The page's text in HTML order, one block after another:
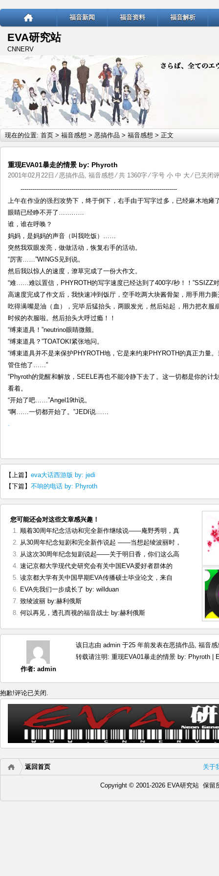
福音新闻 福音资料 福音解析
EVA研究站
CNNERV
现在的位置: 首页 > 福音感想 > 恶搞作品 > 福音感想 > 正文
重现EVA01暴走的情景 by: Phyroth
2001年02月22日 ⁄恶搞作品, 福音感想⁄ 共 1360字 ⁄ 字号 小 中 大 ⁄ 重
EVA01
已关闭
--------------------------------------------------------------------------------
上午在作业的强烈攻势下，终于倒下，右手由于写字过多，已经麻木
眼睛已经睁不开了…………
谁，谁在呼唤？
妈妈，是妈妈的声音（叫我吃饭）……
突然我双眼发亮，做做活动，恢复右手的活动。
“厉害……”WINGS见到说。
然后我以惊人的速度，潦草完成了一份大作文。
“难……难以置信，PHYROTH的写字速度已经达到了400字/秒！！”SSIZZ
高速度完成了作文后，我快速冲到饭厅，空手吃两大块酱骨架，用手用力
吃得满嘴是油（血），完毕后猛抬头，两眼发光，然后站起，用力把衣
时候的衣服啦。然后抬头大呼过瘾！！
“缚束道具！”neutrino眼睛微颤。
“缚束道具？”TOATOKI紧张地问。
“缚束道具并不是来保护PHYROTH地，它是来约束PHYROTH的真正力量
管住他了……”
“Phyroth的觉醒和解放，SEELE再也不能冷静下去了。这一切都是你的计
看着。
“开始了吧……”Angel19th说。
“啊……一切都开始了。”JEDI说……
.
【上篇】 eva大话西游版 by: jedi
【下篇】 不响的电话 by: Phyroth
您可能还会对这些文章感兴趣！
顺着30周年纪念活动和完全新作继续说——庵野秀明，真
从30周年纪念短剧和完全新作说起 ——当想起绫波丽时，
从这次30周年纪念短剧说起——关于明日香，你们这么高
速记京都大学现代史研究会有关中国EVA爱好者群体的
读京都大学有关中国早期EVA传播硕士毕业论文，来自
EVA先我们一步成长了 by: willduan
致绫波丽 by:赫利俄斯
何以再见，透孔而视的福音战士 by:赫利俄斯
作者: admin
该日志由 admin 于25 年前发表在恶搞作品, 福音感
转载请注明: 重现EVA01暴走的情景 by: Phyroth |
抱歉!评论已关闭.
关于
返回首页
Copyright © 2001-2026 EVA研究站 保